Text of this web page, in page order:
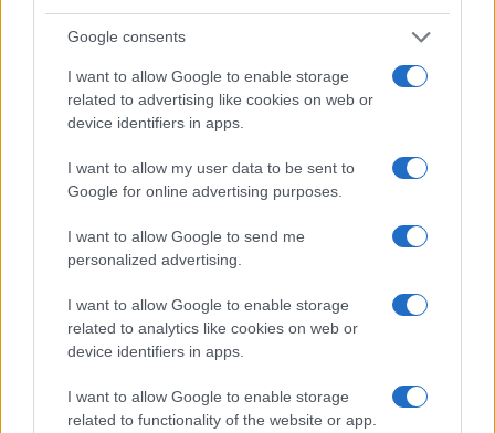
Google consents
I want to allow Google to enable storage
related to advertising like cookies on web or
device identifiers in apps.
I want to allow my user data to be sent to
Google for online advertising purposes.
I want to allow Google to send me
personalized advertising.
I want to allow Google to enable storage
related to analytics like cookies on web or
device identifiers in apps.
I want to allow Google to enable storage
related to functionality of the website or app.
CULTURA
Dobbiamo scusarci per la grandezza: questa è
l'Odissea di Nolan